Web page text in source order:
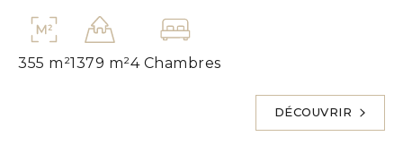
355 m²1379 m²4 Chambres
DÉCOUVRIR